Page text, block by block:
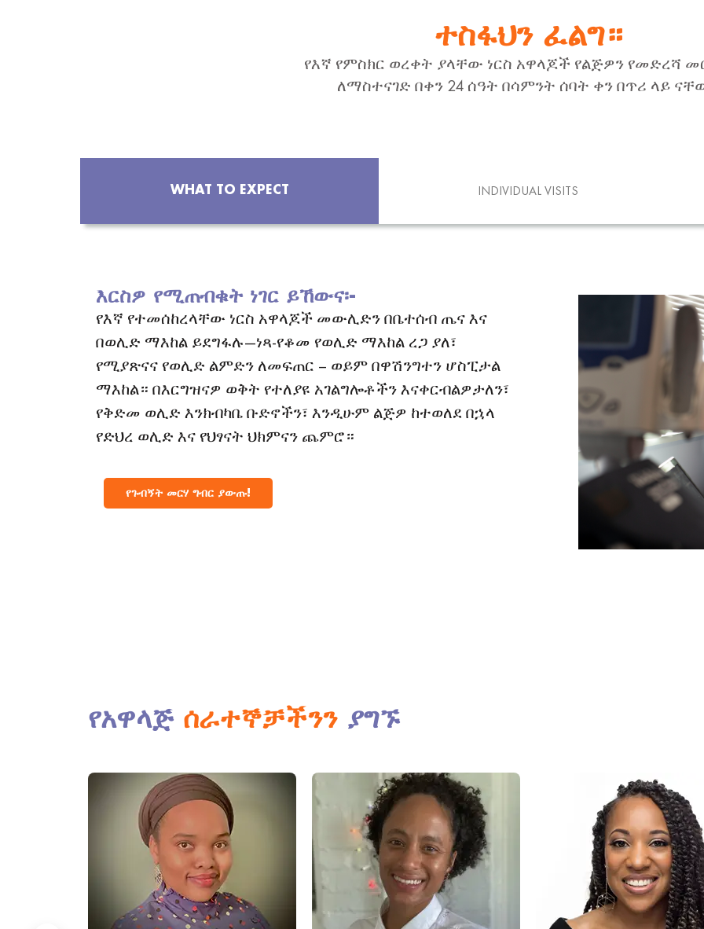
ተስፋህን ፈልግ።
የእኛ የምስክር ወረቀት ያላቸው ነርስ አዋላጆች የልጅዎን የመድረሻ
ለማስተናገድ በቀን 24 ሰዓት በሳምንት ሰባት ቀን በጥሪ ላይ
WHAT TO EXPECT INDIVIDUAL VISITS
እርስዎ የሚጠብቁት ነገር ይኸውና፡-
የእኛ የተመሰከረላቸው ነርስ አዋላጆች መውሊድን በቤተሰብ ጤና እና
በወሊድ ማእከል ይደግፋሉ—ነጻ-የቆመ የወሊድ ማእከል ረጋ ያለ፣
የሚያጽናና የወሊድ ልምድን ለመፍጠር – ወይም በዋሽንግተን ሆስፒታል
ማእከል። በእርግዝናዎ ወቅት የተለያዩ አገልግሎቶችን እናቀርብልዎታለን፣
የቅድመ ወሊድ እንክብካቤ ቡድኖችን፣ እንዲሁም ልጅዎ ከተወለደ በኋላ
የድህረ ወሊድ እና የህፃናት ህክምናን ጨምሮ።
የጉብኝት መርሃ ግብር ያውጡ!
የአዋላጅ ሰራተኞቻችንንያግኙ